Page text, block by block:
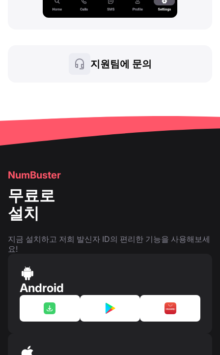
지원팀에 문의
NumBuster
무료로
설치
지금 설치하고 저희 발신자 ID의 편리한 기능을 사용해보세
요!
Android